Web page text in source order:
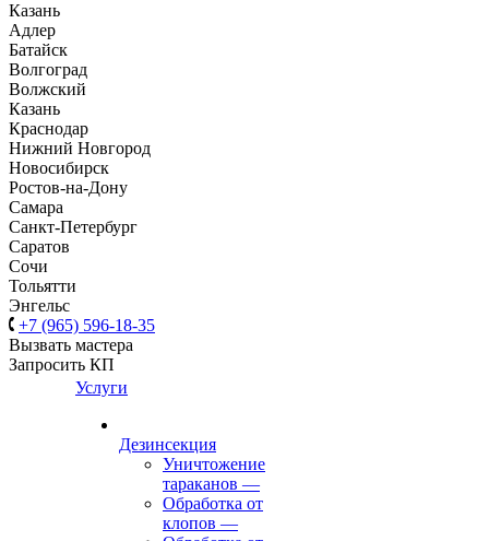
Казань
Адлер
Батайск
Волгоград
Волжский
Казань
Краснодар
Нижний Новгород
Новосибирск
Ростов-на-Дону
Самара
Санкт-Петербург
Саратов
Сочи
Тольятти
Энгельс
+7 (965) 596-18-35
Вызвать мастера
Запросить КП
Услуги
Дезинсекция
Уничтожение
тараканов —
Обработка от
клопов —